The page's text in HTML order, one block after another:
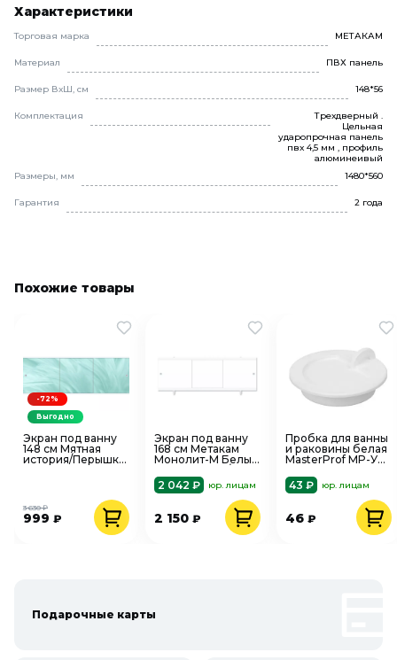
Характеристики
Торговая марка МЕТАКАМ
Материал ПВХ панель
Размер ВхШ, см 148*56
Комплектация
Трехдверный .
Цельная
ударопрочная панель
пвх 4,5 мм , профиль
алюминеивый
Размеры, мм
1480*560
Гарантия 2 года
Похожие товары
Экран под ванну
148 см Мятная
история/Перышко
999 ₽
3 630 ₽
-72%
Выгодно
Экран под ванну
168 см Метакам
Монолит-М Белый
2 042 ₽
юр. лицам
2 150 ₽
Пробка для ванны
и раковины белая
MasterProf MP-У
43 ₽
юр. лицам
46 ₽
Подарочные карты